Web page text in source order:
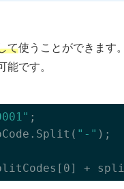
て使うことができます。
能です。
;
Split( "-" ) ;
[0] +